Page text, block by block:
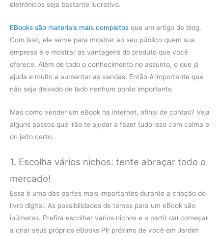
eletrônicos seja bastante lucrativo.
EBooks são materiais mais completos que um artigo de blog.
Com isso, ele serve para mostrar ao seu público quem sua
empresa é e mostrar as vantagens do produto que você
oferece. Além de todo o conhecimento no assunto, o que já
ajuda e muito a aumentar as vendas. Então é importante que
não seja deixado de lado nenhum ponto importante.
Mas como vender um eBook na internet, afinal de contas? Veja
alguns passos que irão te ajudar a fazer tudo isso com calma e
do jeito certo.
1. Escolha vários nichos: tente abraçar todo o
mercado!
Essa é uma das partes mais importantes durante a criação do
livro digital. As possibilidades de temas para um eBook são
inúmeras. Prefira escolher vários nichos e a partir daí começar
a criar seus próprios eBooks Plr próximo de você em Jardim